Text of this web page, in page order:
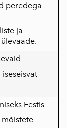
peredega
ja
Eestis